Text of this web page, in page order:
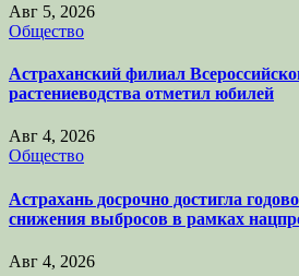
Авг 5, 2026
Общество
Астраханский филиал
растениеводства отметил юбилей
Авг 4, 2026
Общество
Астрахань досрочно достигла
снижения выбросов в рамках
Авг 4, 2026